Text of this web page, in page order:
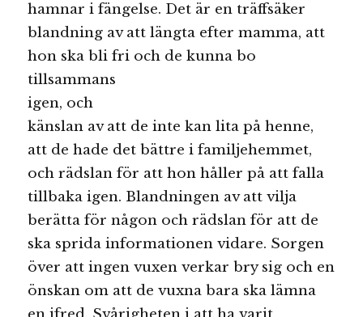
hamnar i fängelse. Det är en träffsäker
blandning av att längta efter mamma, att
hon ska bli fri och de kunna bo
tillsammans
igen, och
känslan av att de inte kan lita på henne,
att de hade det bättre i familjehemmet,
och rädslan för att hon håller på att falla
tillbaka igen. Blandningen av att vilja
berätta för någon och rädslan för att de
ska sprida informationen vidare. Sorgen
över att ingen vuxen verkar bry sig och en
önskan om att de vuxna bara ska lämna